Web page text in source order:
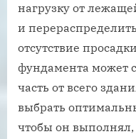
нагрузку от
и
отсутствие
фундамента может
часть от всего
выбрать
чтобы он